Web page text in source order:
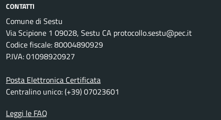
CONTATTI
Comune di Sestu
Via Scipione 1 09028, Sestu CA protocollo.sestu@pec.it
Codice fiscale: 80004890929
P.IVA: 01098920927
Posta Elettronica Certificata
Centralino unico: (+39) 07023601
Leggi le FAQ